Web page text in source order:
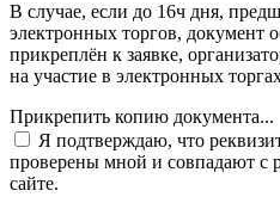
В случае, если до 16ч дня,
электронных торгов, документ
прикреплён к заявке,
на участие в электронных
Прикрепить копию документа...
Я подтверждаю, что
проверены мной и совпадают с
сайте.